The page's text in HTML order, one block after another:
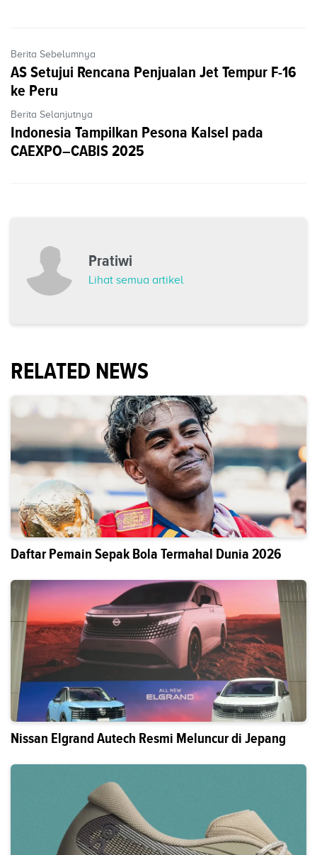
Berita Sebelumnya
AS Setujui Rencana Penjualan Jet Tempur F-16
ke Peru
Berita Selanjutnya
Indonesia Tampilkan Pesona Kalsel pada
CAEXPO–CABIS 2025
Pratiwi
Lihat semua artikel
RELATED NEWS
Daftar Pemain Sepak Bola Termahal Dunia 2026
Nissan Elgrand Autech Resmi Meluncur di Jepang